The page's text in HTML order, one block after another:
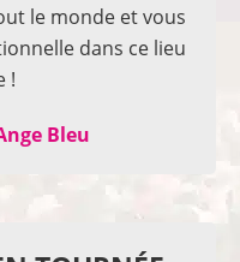
le monde et vous
dans ce lieu
!
Bleu